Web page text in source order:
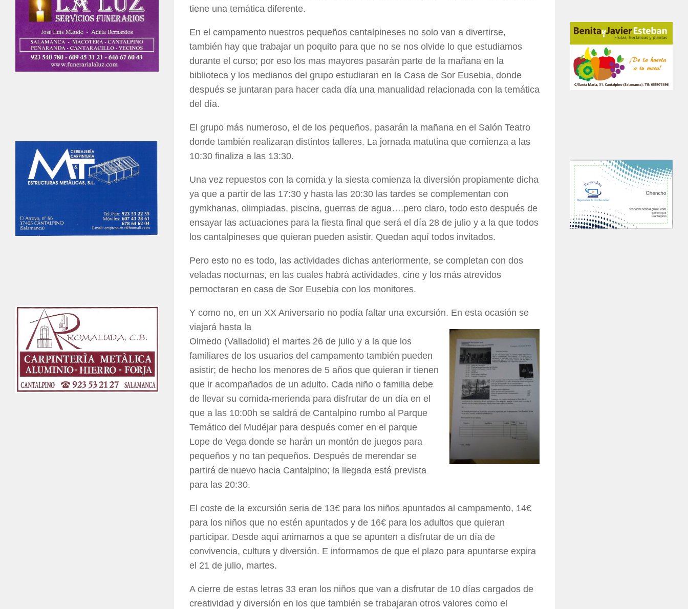
tiene una temática diferente.
En el campamento nuestros pequeños cantalpineses no solo van a divertirse,
también hay que trabajar un poquito para que no se nos olvide lo que estudiamos
durante el curso; por eso los mas mayores pasarán parte de la mañana en la
biblioteca y los medianos del grupo estudiaran en la Casa de Sor Eusebia, donde
después se juntaran para hacer cada día una manualidad relacionada con la temática
del día.
El grupo más numeroso, el de los pequeños, pasarán la mañana en el Salón Teatro
donde también realizaran distintos talleres. La jornada matutina que comienza a las
10:30 finaliza a las 13:30.
Una vez repuestos con la comida y la siesta comienza la diversión propiamente dicha
ya que a partir de las 17:30 y hasta las 20:30 las tardes se complementan con
gymkhanas, olimpiadas, piscina, guerras de agua….pero claro, todo esto después de
ensayar las actuaciones para la fiesta final que será el día 28 de julio y a la que todos
los cantalpineses que quieran pueden asistir. Quedan aquí todos invitados.
Pero esto no es todo, las actividades dichas anteriormente, se completan con dos
veladas nocturnas, en las cuales habrá actividades, cine y los más atrevidos
pernoctaran en casa de Sor Eusebia con los monitores.
Y como no, en un XX Aniversario no podía faltar una excursión. En esta ocasión se
viajará hasta la
Olmedo (Valladolid) el martes 26 de julio y a la que los
familiares de los usuarios del campamento también pueden
asistir; de hecho los menores de 5 años que quieran ir tienen
que ir acompañados de un adulto. Cada niño o familia debe
de llevar su comida-merienda para disfrutar de un día en el
que a las 10:00h se saldrá de Cantalpino rumbo al Parque
Temático del Mudéjar para después comer en el parque
Lope de Vega donde se harán un montón de juegos para
pequeños y no tan pequeños. Después de merendar se
partirá de nuevo hacia Cantalpino; la llegada está prevista
para las 20:30.
El coste de la excursión seria de 13€ para los niños apuntados al campamento, 14€
para los niños que no estén apuntados y de 16€ para los adultos que quieran
participar. Desde aquí animamos a que se apunten a disfrutar de un día de
convivencia, cultura y diversión. E informamos de que el plazo para apuntarse expira
el 21 de julio, martes.
A cierre de estas letras 33 eran los niños que van a disfrutar de 10 días cargados de
creatividad y diversión en los que también se trabajaran otros valores como el